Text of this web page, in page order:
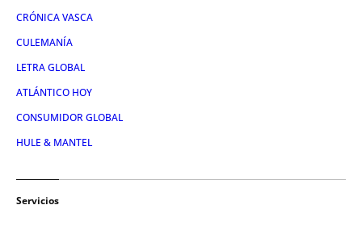
CRÓNICA VASCA
CULEMANÍA
LETRA GLOBAL
ATLÁNTICO HOY
CONSUMIDOR GLOBAL
HULE & MANTEL
Servicios